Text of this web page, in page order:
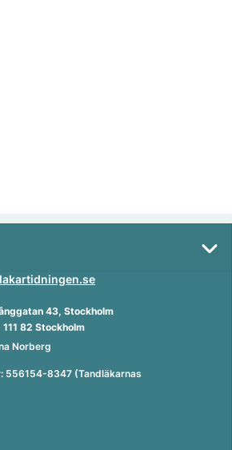
43, Stockholm
82 Stockholm
Norberg
556154-8347 (Tandläkarnas